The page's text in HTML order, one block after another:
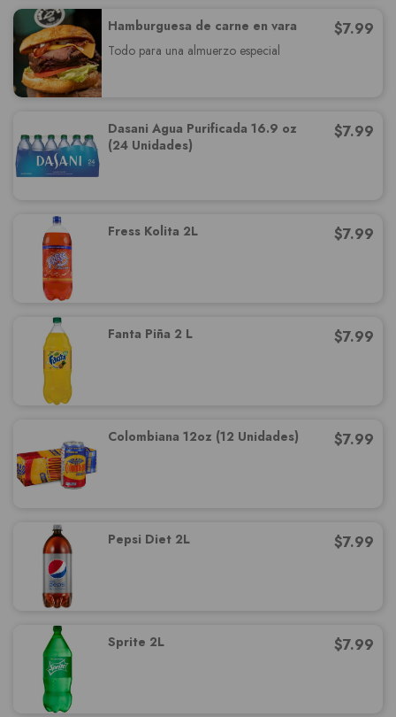
Hamburguesa de carne en vara $7.99
Todo para una almuerzo especial
Dasani Agua Purificada 16.9 oz
(24 Unidades)
$7.99
Fress Kolita 2L $7.99
Fanta Piña 2 L $7.99
Colombiana 12oz (12 Unidades) $7.99
Pepsi Diet 2L $7.99
Sprite 2L $7.99